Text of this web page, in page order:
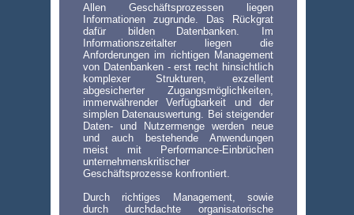
Allen Geschäftsprozessen liegen
Informationen zugrunde. Das Rückgrat
dafür bilden Datenbanken. Im
Informationszeitalter liegen die
Anforderungen im richtigen Management
von Datenbanken - erst recht hinsichtlich
komplexer Strukturen, exzellent
abgesicherter Zugangsmöglichkeiten,
immerwährender Verfügbarkeit und der
simplen Datenauswertung. Bei steigender
Daten- und Nutzermenge werden neue
und auch bestehende Anwendungen
meist mit Performance-Einbrüchen
unternehmenskritischer
Geschäftsprozesse konfrontiert.
Durch richtiges Management, sowie
durch durchdachte organisatorische